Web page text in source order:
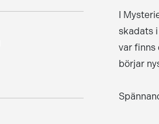
I
skadats
var finns
börjar